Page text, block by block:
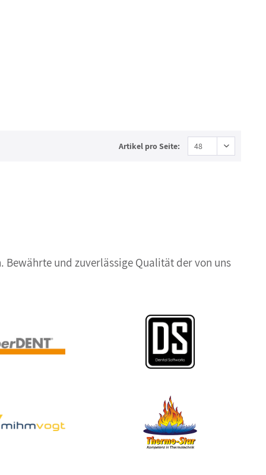
Artikel pro Seite:
und zuverlässige Qualität der von uns